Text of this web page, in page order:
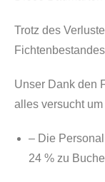
Trotz des
Unser Dank den
alles versucht
– Die
24 % zu